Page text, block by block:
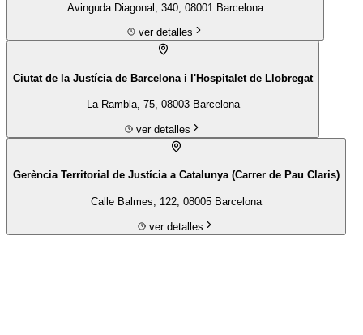
Avinguda Diagonal, 340, 08001 Barcelona
ver detalles
Ciutat de la Justícia de Barcelona i l'Hospitalet de Llobregat
La Rambla, 75, 08003 Barcelona
ver detalles
Gerència Territorial de Justícia a Catalunya (Carrer de Pau Claris)
Calle Balmes, 122, 08005 Barcelona
ver detalles